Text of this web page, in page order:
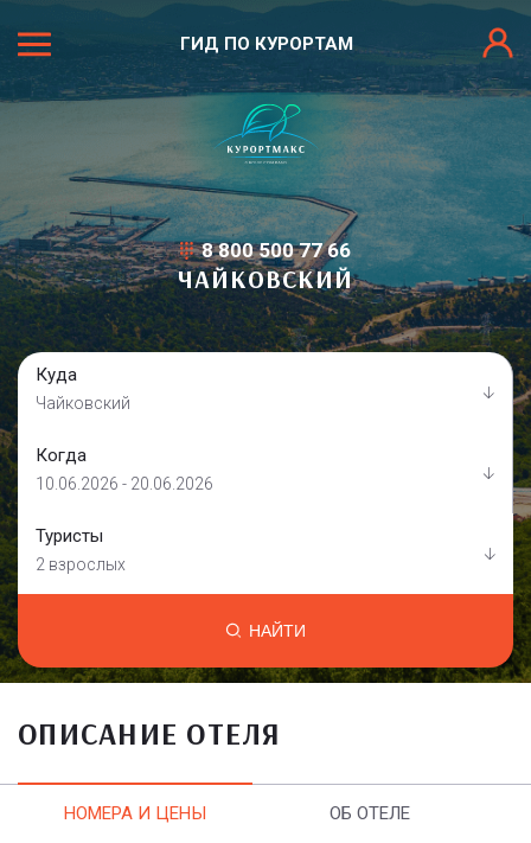
ГИД ПО КУРОРТАМ
8 800 500 77 66
ЧАЙКОВСКИЙ
Куда
Чайковский
Когда
10.06.2026 - 20.06.2026
Туристы
2 взрослых
НАЙТИ
ОПИСАНИЕ ОТЕЛЯ
НОМЕРА И ЦЕНЫ ОБ ОТЕЛЕ